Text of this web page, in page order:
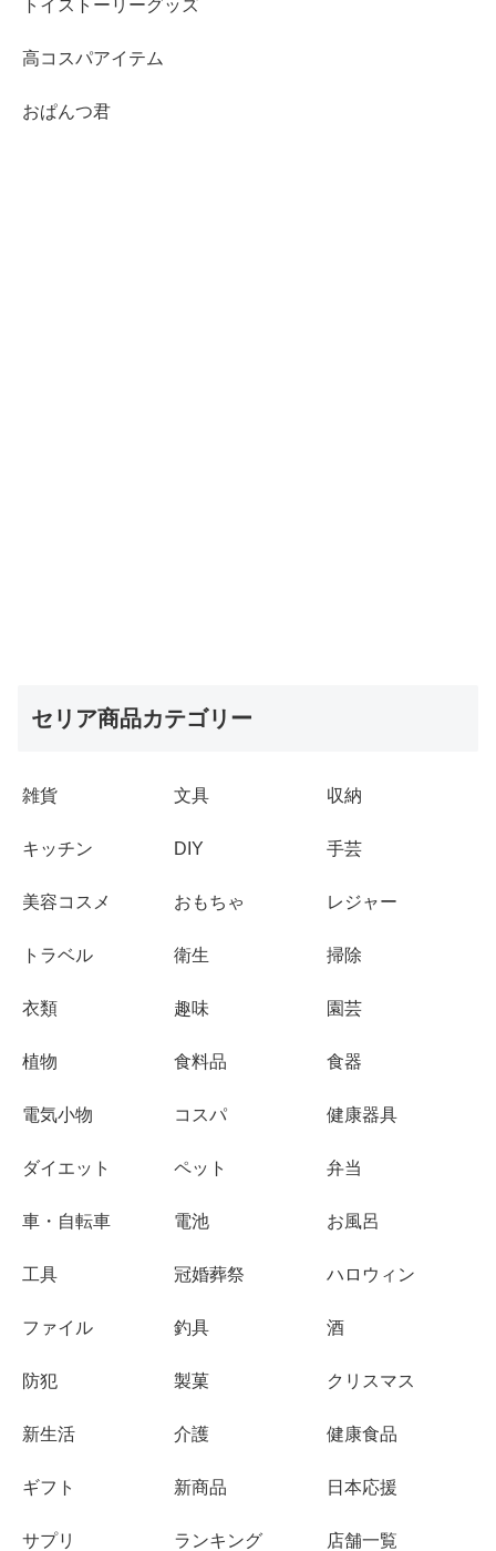
トイストーリーグッズ
高コスパアイテム
おぱんつ君
セリア商品カテゴリー
雑貨 文具 収納
キッチン DIY 手芸
美容コスメ おもちゃ レジャー
トラベル 衛生 掃除
衣類 趣味 園芸
植物 食料品 食器
電気小物 コスパ 健康器具
ダイエット ペット 弁当
車・自転車 電池 お風呂
工具 冠婚葬祭 ハロウィン
ファイル 釣具 酒
防犯 製菓 クリスマス
新生活 介護 健康食品
ギフト 新商品 日本応援
サプリ ランキング 店舗一覧